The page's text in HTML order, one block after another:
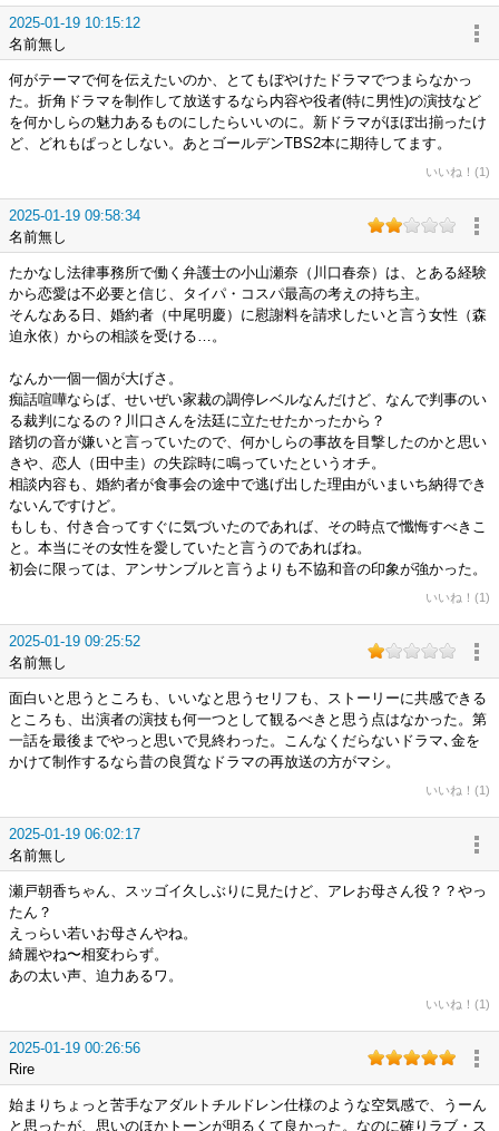
2025-01-19 10:15:12
名前無し
何がテーマで何を伝えたいのか、とてもぼやけたドラマでつまらなかっ
た。折角ドラマを制作して放送するなら内容や役者(特に男性)の演技など
を何かしらの魅力あるものにしたらいいのに。新ドラマがほぼ出揃ったけ
ど、どれもぱっとしない。あとゴールデンTBS2本に期待してます。
いいね！(1)
2025-01-19 09:58:34
名前無し
たかなし法律事務所で働く弁護士の小山瀬奈（川口春奈）は、とある経験
から恋愛は不必要と信じ、タイパ・コスパ最高の考えの持ち主。
そんなある日、婚約者（中尾明慶）に慰謝料を請求したいと言う女性（森
迫永依）からの相談を受ける…。
なんか一個一個が大げさ。
痴話喧嘩ならば、せいぜい家裁の調停レベルなんだけど、なんで判事のい
る裁判になるの？川口さんを法廷に立たせたかったから？
踏切の音が嫌いと言っていたので、何かしらの事故を目撃したのかと思い
きや、恋人（田中圭）の失踪時に鳴っていたというオチ。
相談内容も、婚約者が食事会の途中で逃げ出した理由がいまいち納得でき
ないんですけど。
もしも、付き合ってすぐに気づいたのであれば、その時点で懺悔すべきこ
と。本当にその女性を愛していたと言うのであればね。
初会に限っては、アンサンブルと言うよりも不協和音の印象が強かった。
いいね！(1)
2025-01-19 09:25:52
名前無し
面白いと思うところも、いいなと思うセリフも、ストーリーに共感できる
ところも、出演者の演技も何一つとして観るべきと思う点はなかった。第
一話を最後までやっと思いで見終わった。こんなくだらないドラマ､金を
かけて制作するなら昔の良質なドラマの再放送の方がマシ。
いいね！(1)
2025-01-19 06:02:17
名前無し
瀬戸朝香ちゃん、スッゴイ久しぶりに見たけど、アレお母さん役？？やっ
たん？
えっらい若いお母さんやね。
綺麗やね〜相変わらず。
あの太い声、迫力あるワ。
いいね！(1)
2025-01-19 00:26:56
Rire
始まりちょっと苦手なアダルトチルドレン仕様のような空気感で、うーん
と思ったが、思いのほかトーンが明るくて良かった。なのに確りラブ・ス